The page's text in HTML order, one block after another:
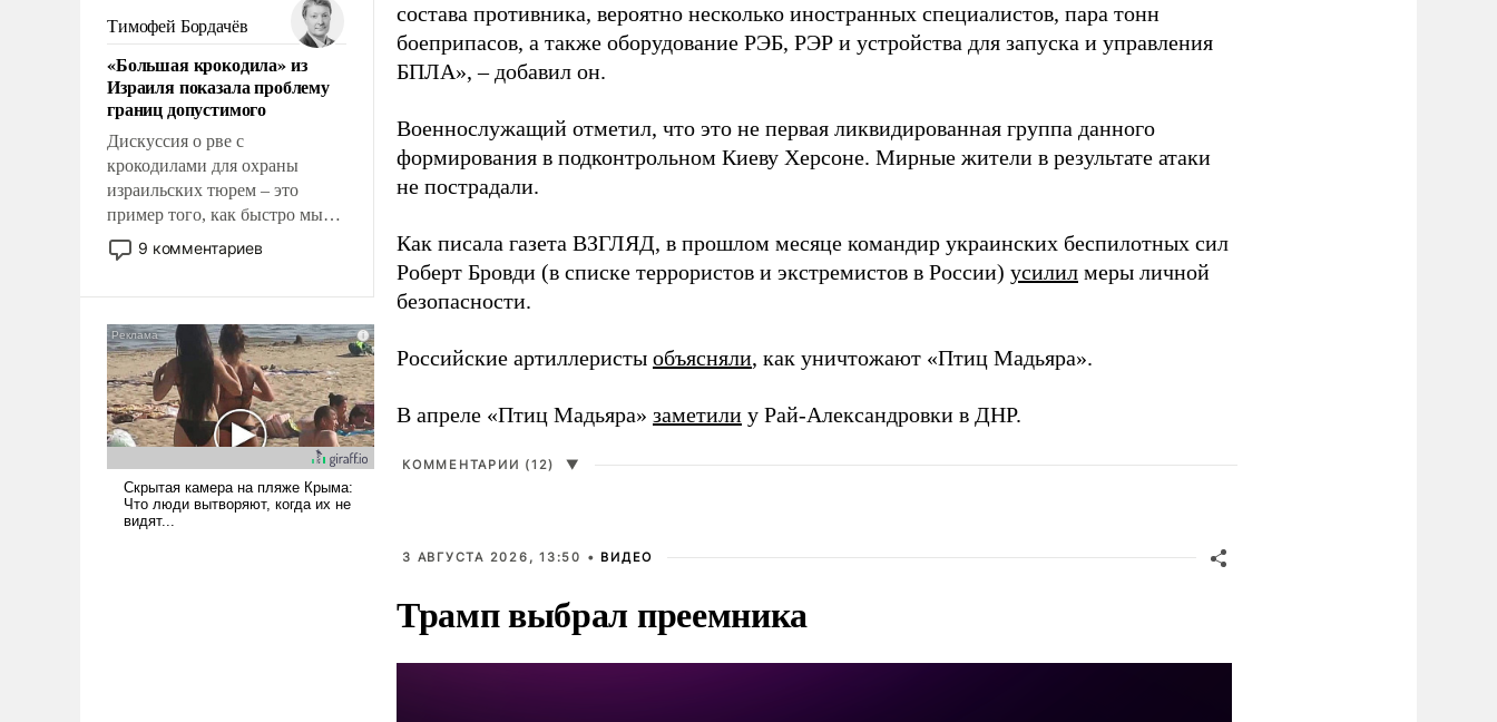
налогоплательщиков и где
Еревану за свои поступки не
нужно отвечать.
Тимофей Бордачёв
«Большая крокодила» из
Израиля показала проблему
границ допустимого
Дискуссия о рве с
крокодилами для охраны
израильских тюрем – это
пример того, как быстро мы
двигаемся по пути
революционных изменений.
псевдонаучной фантастики,
стало всерьез обсуждаемой
идеей.
9 комментариев
состава противника, вероятно несколько иностранных специалистов, пара тонн
боеприпасов, а также оборудование РЭБ, РЭР и устройства для запуска и управления
БПЛА», – добавил он.
Военнослужащий отметил, что это не первая ликвидированная группа данного
формирования в подконтрольном Киеву Херсоне. Мирные жители в результате атаки
не пострадали.
Как писала газета ВЗГЛЯД, в прошлом месяце командир украинских беспилотных сил
Роберт Бровди (в списке террористов и экстремистов в России) усилил меры личной
безопасности.
Российские артиллеристы объясняли, как уничтожают «Птиц Мадьяра».
В апреле «Птиц Мадьяра» заметили у Рай-Александровки в ДНР.
КОММЕНТАРИИ (12) ▼
3 АВГУСТА 2026, 13:50 • ВИДЕО
Трамп выбрал преемника